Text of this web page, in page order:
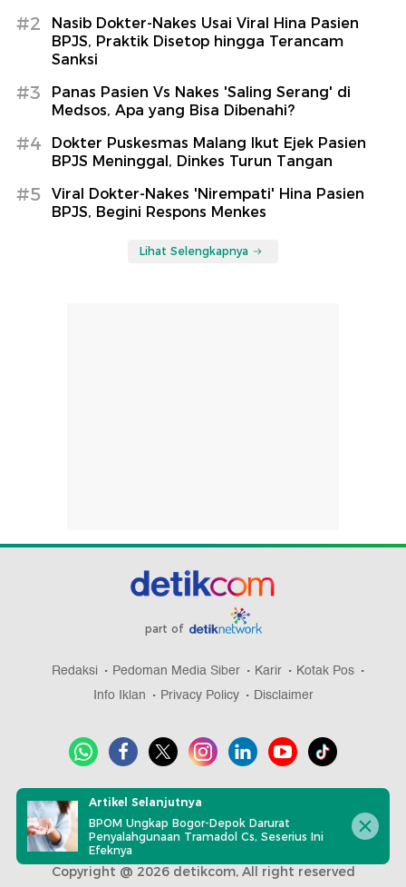
#2
Nasib Dokter-Nakes Usai Viral Hina Pasien
BPJS, Praktik Disetop hingga Terancam
Sanksi
#3
Panas Pasien Vs Nakes 'Saling Serang' di
Medsos, Apa yang Bisa Dibenahi?
#4
Dokter Puskesmas Malang Ikut Ejek Pasien
BPJS Meninggal, Dinkes Turun Tangan
#5
Viral Dokter-Nakes 'Nirempati' Hina Pasien
BPJS, Begini Respons Menkes
Lihat Selengkapnya
part of
Redaksi Pedoman Media Siber Karir
Kotak Pos
Info Iklan
Privacy Policy Disclaimer
Download aplikasi detikcom
Copyright @ 2026 detikcom, All right reserved
Artikel Selanjutnya
BPOM Ungkap Bogor-Depok Darurat
Penyalahgunaan Tramadol Cs, Seserius Ini
Efeknya